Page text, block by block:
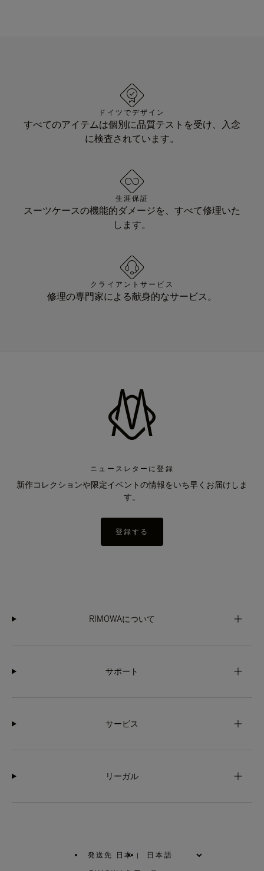
ドイツでデザイン
すべてのアイテムは個別に品質テストを受け、入念
に検査されています。
生涯保証
スーツケースの機能的ダメージを、すべて修理いた
します。
クライアントサービス
修理の専門家による献身的なサービス。
ニュースレターに登録
新作コレクションや限定イベントの情報をいち早くお届けしま
す。
登録する
RIMOWAについて
サポート
サービス
リーガル
発送先 日本 |